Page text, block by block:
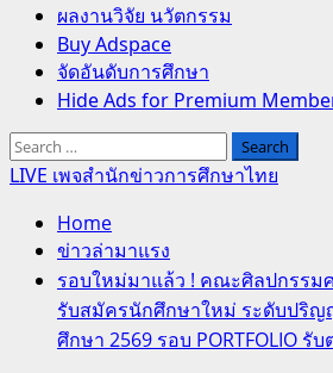
ผลงานวิจัย นวัตกรรม
Buy Adspace
จัดอันดับการศึกษา
Hide Ads for Premium
Search
for:
LIVE เพจสำนักข่าวการศึกษาไทย
Home
ข่าวล่ามาแรง
รอบใหม่มาแล้ว ! คณะศิลปกรรม
รับสมัครนักศึกษาใหม่ ระดับปริญ
ศึกษา 2569 รอบ PORTFOLIO รั